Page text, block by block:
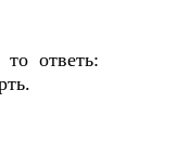
ответь: